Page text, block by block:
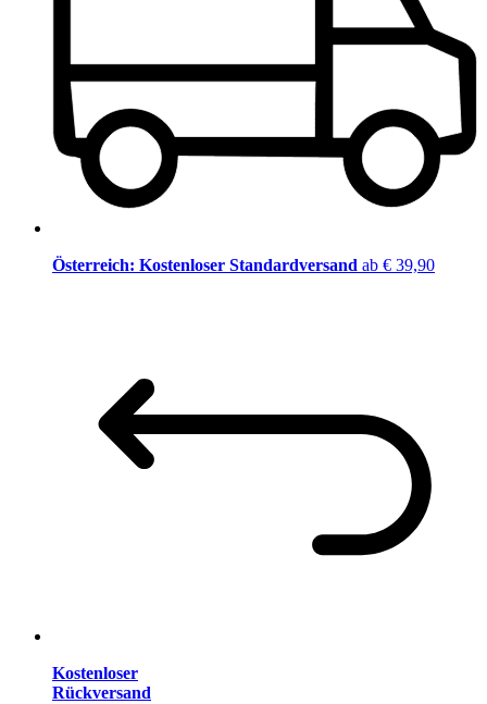
Österreich: Kostenloser Standardversand ab € 39,90
Kostenloser
Rückversand